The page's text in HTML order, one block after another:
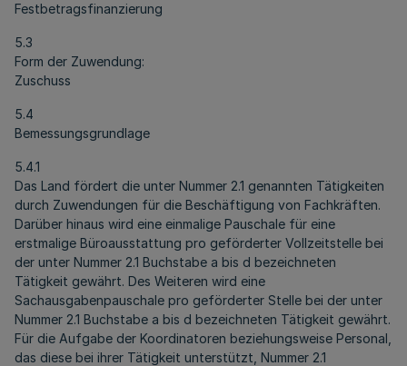
Festbetragsfinanzierung
5.3
Form der Zuwendung:
Zuschuss
5.4
Bemessungsgrundlage
5.4.1
Das Land fördert die unter Nummer 2.1 genannten Tätigkeiten
durch Zuwendungen für die Beschäftigung von Fachkräften.
Darüber hinaus wird eine einmalige Pauschale für eine
erstmalige Büroausstattung pro geförderter Vollzeitstelle bei
der unter Nummer 2.1 Buchstabe a bis d bezeichneten
Tätigkeit gewährt. Des Weiteren wird eine
Sachausgabenpauschale pro geförderter Stelle bei der unter
Nummer 2.1 Buchstabe a bis d bezeichneten Tätigkeit gewährt.
Für die Aufgabe der Koordinatoren beziehungsweise Personal,
das diese bei ihrer Tätigkeit unterstützt, Nummer 2.1